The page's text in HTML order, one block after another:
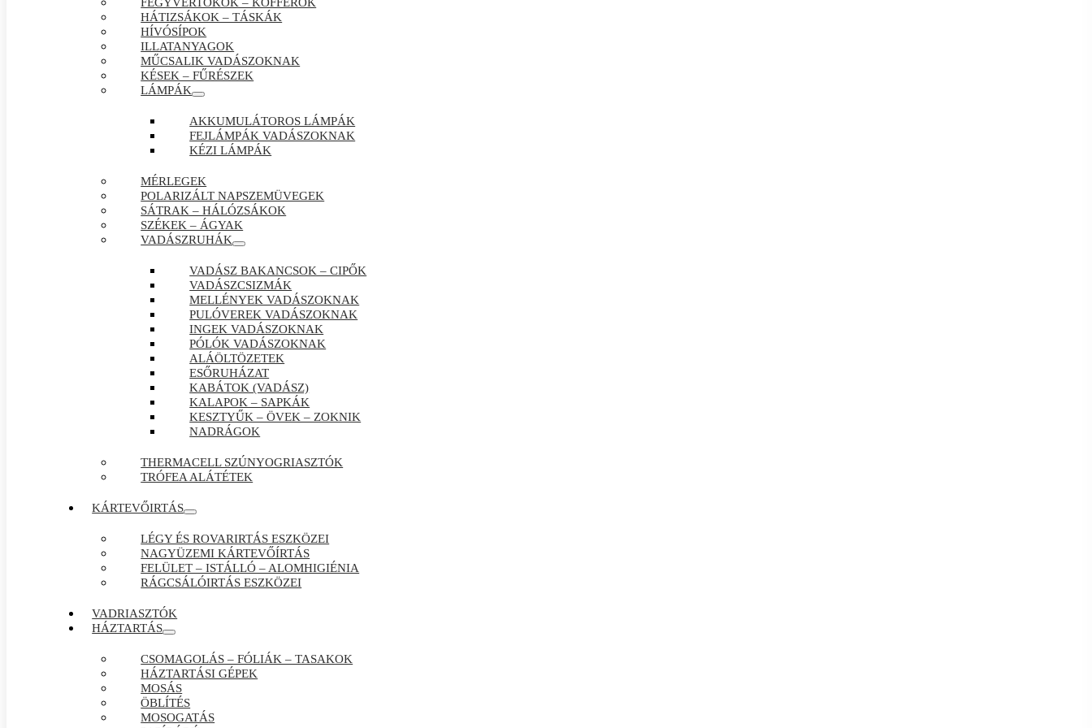
HÁTIZSÁKOK – TÁSKÁK
HÍVÓSÍPOK
ILLATANYAGOK
MŰCSALIK VADÁSZOKNAK
KÉSEK – FŰRÉSZEK
LÁMPÁK
AKKUMULÁTOROS LÁMPÁK
FEJLÁMPÁK VADÁSZOKNAK
KÉZI LÁMPÁK
MÉRLEGEK
POLARIZÁLT NAPSZEMÜVEGEK
SÁTRAK – HÁLÓZSÁKOK
SZÉKEK – ÁGYAK
VADÁSZRUHÁK
VADÁSZ BAKANCSOK – CIPŐK
VADÁSZCSIZMÁK
MELLÉNYEK VADÁSZOKNAK
PULÓVEREK VADÁSZOKNAK
INGEK VADÁSZOKNAK
PÓLÓK VADÁSZOKNAK
ALÁÖLTÖZETEK
ESŐRUHÁZAT
KABÁTOK (VADÁSZ)
KALAPOK – SAPKÁK
KESZTYŰK – ÖVEK – ZOKNIK
NADRÁGOK
THERMACELL SZÚNYOGRIASZTÓK
TRÓFEA ALÁTÉTEK
KÁRTEVŐIRTÁS
LÉGY ÉS ROVARIRTÁS ESZKÖZEI
NAGYÜZEMI KÁRTEVŐÍRTÁS
FELÜLET – ISTÁLLÓ – ALOMHIGIÉNIA
RÁGCSÁLÓIRTÁS ESZKÖZEI
VADRIASZTÓK
HÁZTARTÁS
CSOMAGOLÁS – FÓLIÁK – TASAKOK
HÁZTARTÁSI GÉPEK
MOSÁS
ÖBLÍTÉS
MOSOGATÁS